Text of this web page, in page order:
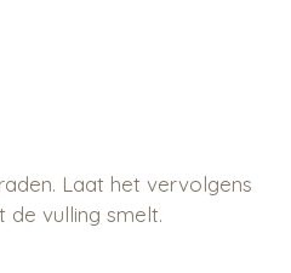
Laat het vervolgens
vulling smelt.